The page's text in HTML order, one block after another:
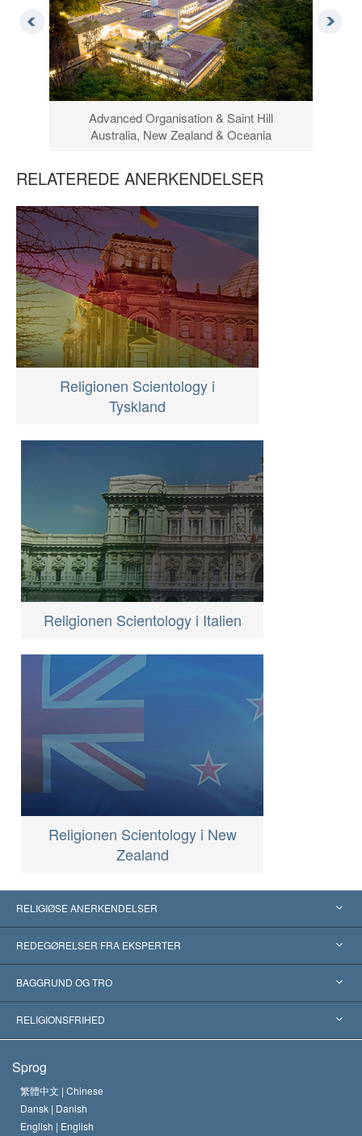
Advanced Organisation & Saint Hill
Australia, New Zealand & Oceania
RELATEREDE ANERKENDELSER
Religionen Scientology i
Tyskland
Religionen Scientology i Italien
Religionen Scientology i New
Zealand
RELIGIØSE ANERKENDELSER
USA
Anerkendelser fra hele verden
Skelsættende kendelser
REDEGØRELSER FRA EKSPERTER
Kategoriserede redegørelser
Verdens førende eksperter
BAGGRUND OG TRO
L. Ron Hubbard
Scientology kirkens trosbekendelse
En Scientologs Kodeks
RELIGIONSFRIHED
Internationale standarder for menneskerettighederne
Bekendtgørelse om religion
Sprog
繁體中文 | Chinese
Dansk | Danish
English | English